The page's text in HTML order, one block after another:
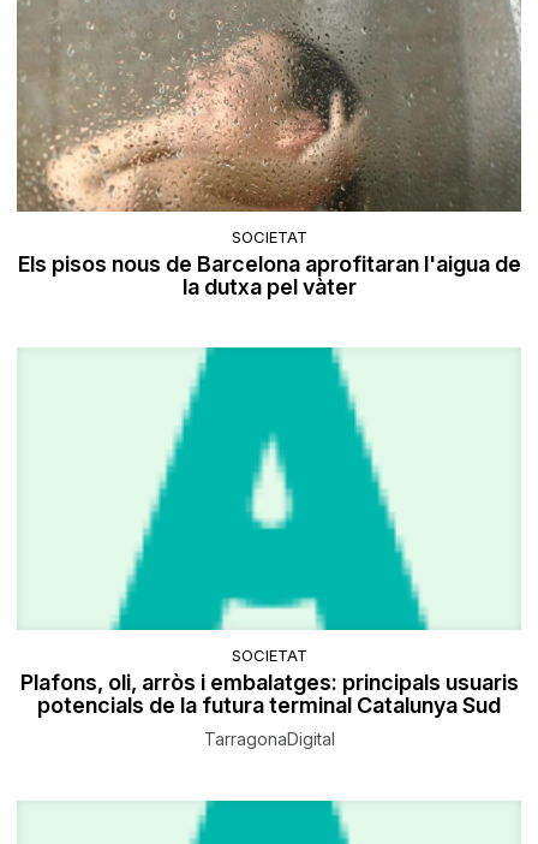
SOCIETAT
Els pisos nous de Barcelona aprofitaran l'aigua de
la dutxa pel vàter
SOCIETAT
Plafons, oli, arròs i embalatges: principals usuaris
potencials de la futura terminal Catalunya Sud
TarragonaDigital